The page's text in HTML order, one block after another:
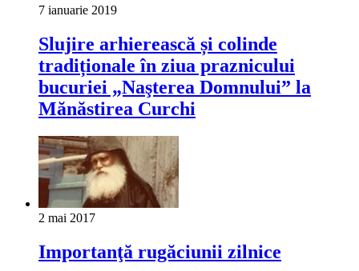
7 ianuarie 2019
Slujire arhierească și colinde
tradiționale în ziua praznicului
bucuriei „Naşterea Domnului” la
Mănăstirea Curchi
2 mai 2017
Importanţă rugăciunii zilnice